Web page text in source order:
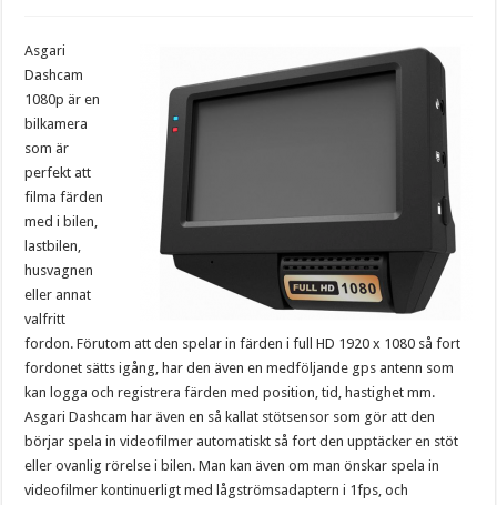
Asgari
Dashcam
1080p är en
bilkamera
som är
perfekt att
filma färden
med i bilen,
lastbilen,
husvagnen
eller annat
valfritt
fordon. Förutom att den spelar in färden i full HD 1920 x 1080 så fort
fordonet sätts igång, har den även en medföljande gps antenn som
kan logga och registrera färden med position, tid, hastighet mm.
Asgari Dashcam har även en så kallat stötsensor som gör att den
börjar spela in videofilmer automatiskt så fort den upptäcker en stöt
eller ovanlig rörelse i bilen. Man kan även om man önskar spela in
videofilmer kontinuerligt med lågströmsadaptern i 1fps, och